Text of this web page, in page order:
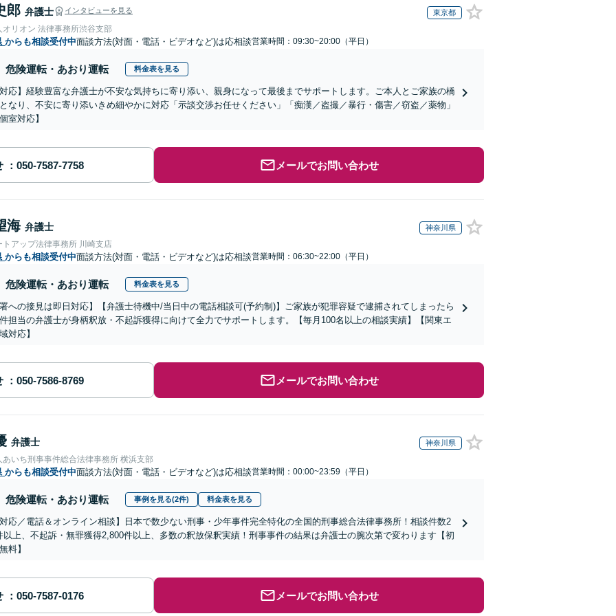
郎 弁護士 インタビューを見る 東京都
オリオン 法律事務所渋谷支部
からも相談受付中面談方法(対面・電話・ビデオなど)は応相談営業時間：09:30~20:00（平日）
危険運転・あおり運転 料金表を見る
応】経験豊富な弁護士が不安な気持ちに寄り添い、親身になって最後までサポートします。ご本人とご家族の橋
なり、不安に寄り添いきめ細やかに対応「示談交渉お任せください」「痴漢／盗撮／暴行・傷害／窃盗／薬物」
室対応】
メールでお問い合わせ
海 弁護士 神奈川県
トアップ法律事務所 川崎支店
からも相談受付中面談方法(対面・電話・ビデオなど)は応相談営業時間：06:30~22:00（平日）
危険運転・あおり運転 料金表を見る
への接見は即日対応】【弁護士待機中/当日中の電話相談可(予約制)】ご家族が犯罪容疑で逮捕されてしまったら
担当の弁護士が身柄釈放・不起訴獲得に向けて全力でサポートします。【毎月100名以上の相談実績】【関東エ
対応】
メールでお問い合わせ
弁護士 神奈川県
あいち刑事事件総合法律事務所 横浜支部
からも相談受付中面談方法(対面・電話・ビデオなど)は応相談営業時間：00:00~23:59（平日）
危険運転・あおり運転 事例を見る(2件) 料金表を見る
応／電話＆オンライン相談】日本で数少ない刑事・少年事件完全特化の全国的刑事総合法律事務所！相談件数2
以上、不起訴・無罪獲得2,800件以上、多数の釈放保釈実績！刑事事件の結果は弁護士の腕次第で変わります【初
料】
メールでお問い合わせ